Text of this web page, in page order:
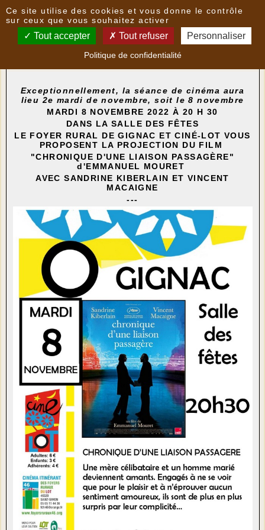
Nouvelles
Cinéma à Gignac - le19/10/2022 14:31
Exceptionnellement, la séance de cinéma aura
lieu 2e mardi de novembre, soit le 8 novembre
MARDI 8 NOVEMBRE 2022 À 20 H 30
DANS LA SALLE DES FÊTES
LE FOYER RURAL DE GIGNAC ET CINÉ-LOT VOUS
PROPOSENT LA PROJECTION DU FILM
"CHRONIQUE D'UNE LIAISON PASSAGÈRE"
d'EMMANUEL MOURET
AVEC SANDRINE KIBERLAIN ET VINCENT
MACAIGNE
---
Ce site utilise des cookies et vous donne le contrôle
sur ceux que vous souhaitez activer
Tout accepter Tout refuser Personnaliser
Politique de confidentialité